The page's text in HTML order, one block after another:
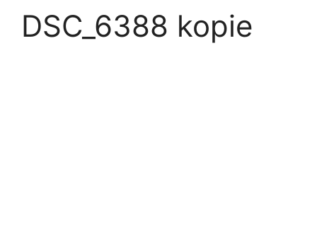
DSC_6388 kopie